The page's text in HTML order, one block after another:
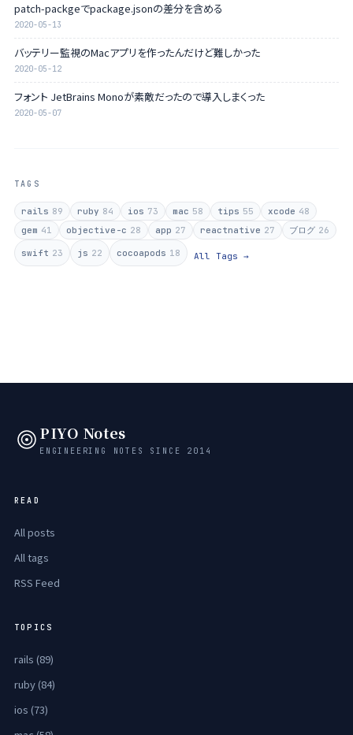
patch-packgeでpackage.jsonの差分を含める
2020-05-13
バッテリー監視のMacアプリを作ったんだけど難しかった
2020-05-12
フォント JetBrains Monoが素敵だったので導入しまくった
2020-05-07
TAGS
rails 89 ruby 84 ios 73 mac 58 tips 55 xcode 48
gem 41 objective-c 28 app 27 reactnative 27 ブログ 26
swift 23 js 22 cocoapods 18 All Tags →
PIYO Notes
ENGINEERING NOTES SINCE 2014
READ
All posts
All tags
RSS Feed
TOPICS
rails (89)
ruby (84)
ios (73)